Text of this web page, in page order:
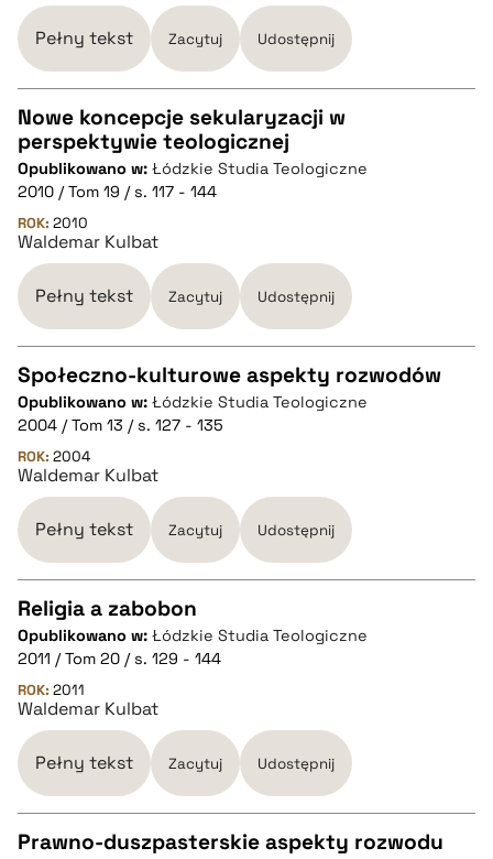
pobierz cytat
Pełny tekst Zacytuj Udostępnij
CZYSTY TEKST
pobierz cytat
BIBTEX
pobierz cytat
Nowe koncepcje sekularyzacji w
perspektywie teologicznej
Opublikowano w: Łódzkie Studia Teologiczne
2010 / Tom 19 / s. 117 - 144
ROK: 2010
Waldemar Kulbat
Pełny tekst Zacytuj Udostępnij
CZYSTY TEKST
pobierz cytat
pobierz cytat
Społeczno-kulturowe aspekty rozwodów
Opublikowano w: Łódzkie Studia Teologiczne
2004 / Tom 13 / s. 127 - 135
ROK: 2004
Waldemar Kulbat
Pełny tekst Zacytuj Udostępnij
CZYSTY TEKST
pobierz cytat
pobierz cytat
Religia a zabobon
Opublikowano w: Łódzkie Studia Teologiczne
2011 / Tom 20 / s. 129 - 144
ROK: 2011
Waldemar Kulbat
Pełny tekst Zacytuj Udostępnij
Prawno-duszpasterskie aspekty rozwodu